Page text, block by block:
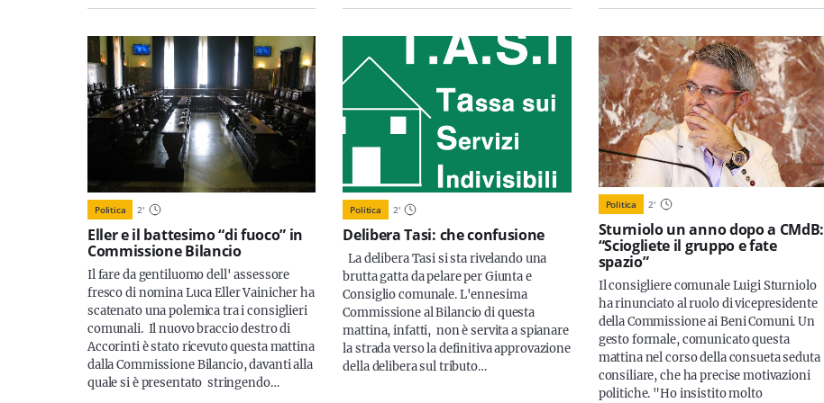
Politica 2'
Eller e il battesimo “di fuoco” in
Commissione Bilancio
Il fare da gentiluomo dell' assessore
fresco di nomina Luca Eller Vainicher ha
scatenato una polemica tra i consiglieri
comunali. Il nuovo braccio destro di
Accorinti è stato ricevuto questa mattina
dalla Commissione Bilancio, davanti alla
quale si è presentato stringendo…
Politica 2'
Delibera Tasi: che confusione
La delibera Tasi si sta rivelando una
brutta gatta da pelare per Giunta e
Consiglio comunale. L'ennesima
Commissione al Bilancio di questa
mattina, infatti, non è servita a spianare
la strada verso la definitiva approvazione
della delibera sul tributo…
Politica 2'
Sturniolo un anno dopo a CMdB:
“Sciogliete il gruppo e fate
spazio”
Il consigliere comunale Luigi Sturniolo
ha rinunciato al ruolo di vicepresidente
della Commissione ai Beni Comuni. Un
gesto formale, comunicato questa
mattina nel corso della consueta seduta
consiliare, che ha precise motivazioni
politiche. "Ho insistito molto